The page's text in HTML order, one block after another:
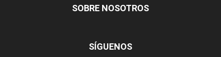
SOBRE NOSOTROS
SÍGUENOS